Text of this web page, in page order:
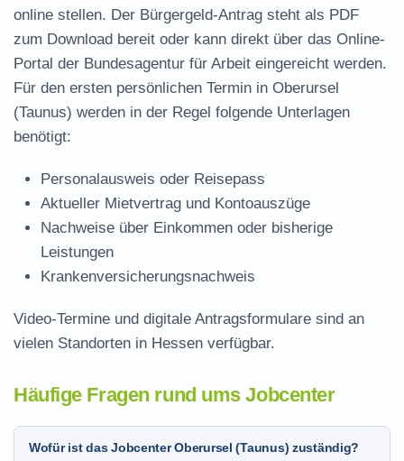
online stellen. Der Bürgergeld-Antrag steht als PDF
zum Download bereit oder kann direkt über das Online-
Portal der Bundesagentur für Arbeit eingereicht werden.
Für den ersten persönlichen Termin in Oberursel
(Taunus) werden in der Regel folgende Unterlagen
benötigt:
Personalausweis oder Reisepass
Aktueller Mietvertrag und Kontoauszüge
Nachweise über Einkommen oder bisherige
Leistungen
Krankenversicherungsnachweis
Video-Termine und digitale Antragsformulare sind an
vielen Standorten in Hessen verfügbar.
Häufige Fragen rund ums Jobcenter
Wofür ist das Jobcenter Oberursel (Taunus) zuständig?